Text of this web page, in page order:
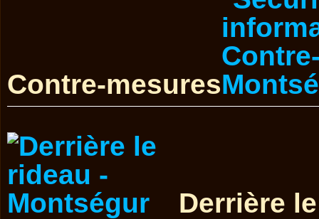
Contre-mesures
Derrière